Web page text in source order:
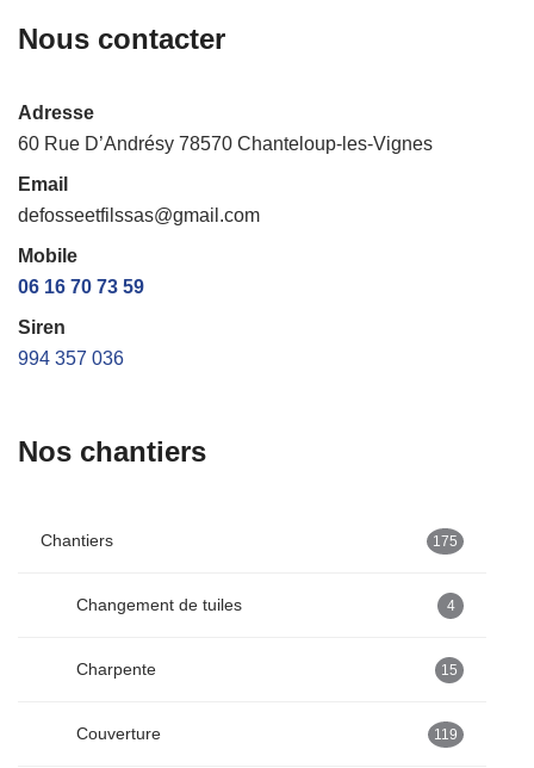
Nous contacter
Adresse
60 Rue D’Andrésy 78570 Chanteloup-les-Vignes
Email
defosseetfilssas@gmail.com
Mobile
06 16 70 73 59
Siren
994 357 036
Nos chantiers
Chantiers 175
Changement de tuiles 4
Charpente 15
Couverture 119